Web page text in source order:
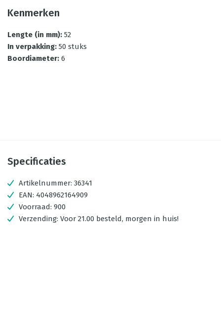
Kenmerken
Lengte (in mm): 52
In verpakking: 50 stuks
Boordiameter: 6
Specificaties
Artikelnummer: 36341
EAN: 4048962164909
Voorraad: 900
Verzending: Voor 21.00 besteld, morgen in huis!